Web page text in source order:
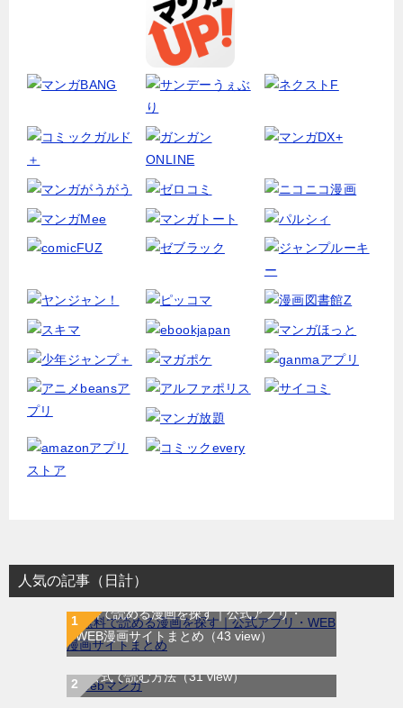
人気の記事（日計）
無料で読める漫画を探す｜公式アプリ・
WEB漫画サイトまとめ （43 view）
WEB漫画サイト一覧｜ブラウザで無料漫画
を公式で読む方法（31 view）
ラストイニング｜全44巻完結！サンデーう